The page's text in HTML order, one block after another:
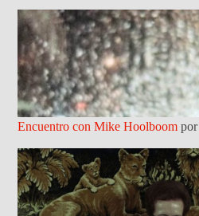
Encuentro con Mike Hoolboompor